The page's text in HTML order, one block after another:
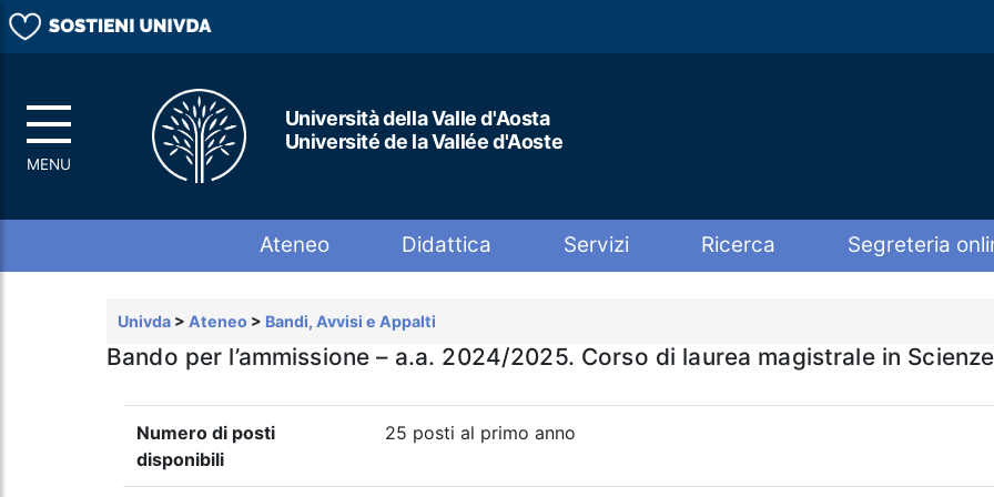
Università della Valle d'Aosta
Université de la Vallée d'Aoste
Ateneo Didattica Servizi Ricerca Segreteria
Univda > Ateneo > Bandi, Avvisi e Appalti
Bando per l’ammissione – a.a. 2024/2025. Corso di laurea magistrale in
Numero di posti
disponibili
25 posti al primo anno